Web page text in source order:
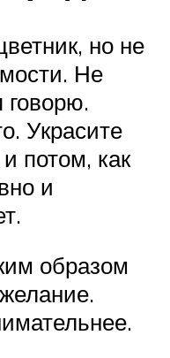
но не
Не
говорю.
Украсите
потом, как
и
образом